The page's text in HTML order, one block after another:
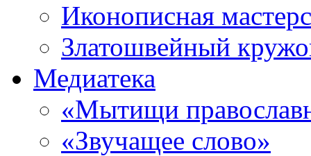
Иконописная
Златошвейный
Медиатека
«Мытищи
«Звучащее слово»